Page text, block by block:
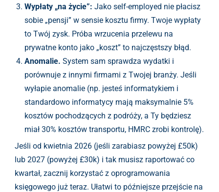
Wypłaty „na życie”: Jako self-employed nie płacisz
sobie „pensji” w sensie kosztu firmy. Twoje wypłaty
to Twój zysk. Próba wrzucenia przelewu na
prywatne konto jako „koszt” to najczęstszy błąd.
Anomalie. System sam sprawdza wydatki i
porównuje z innymi firmami z Twojej branży. Jeśli
wyłapie anomalie (np. jesteś informatykiem i
standardowo informatycy mają maksymalnie 5%
kosztów pochodzących z podróży, a Ty będziesz
miał 30% kosztów transportu, HMRC zrobi kontrolę).
Jeśli od kwietnia 2026 (jeśli zarabiasz powyżej £50k)
lub 2027 (powyżej £30k) i tak musisz raportować co
kwartał, zacznij korzystać z oprogramowania
księgowego już teraz. Ułatwi to późniejsze przejście na